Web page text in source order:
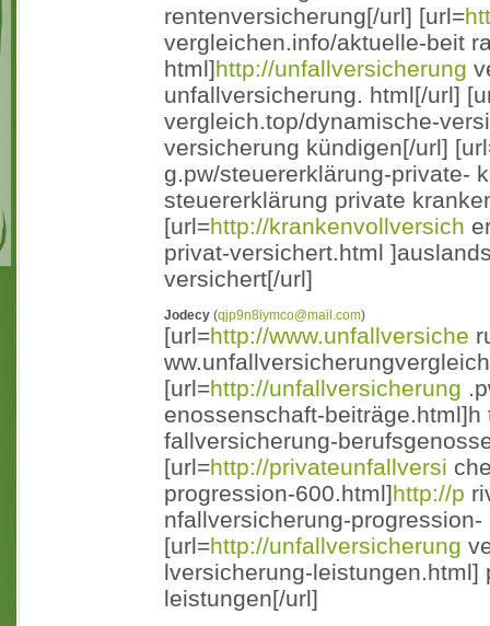
rentenversicherung[/url] [url=
vergleichen.info/aktuelle-beit
html]http://unfallversicherung
unfallversicherung. html[/url]
vergleich.top/dynamische-
versicherung kündigen[/url]
g.pw/steuererklärung-private-
steuererklärung private
[url=http://krankenvollversich
privat-versichert.html
versichert[/url]
Jodecy (qjp9n8iymco@mail.com)
[url=http://www.unfallversiche
[url=http://unfallversicherung
enossenschaft-
fallversicherung-
[url=http://privateunfallversi
progression-600.html]http://p
nfallversicherung-
[url=http://unfallversicherung
lversicherung-
leistungen[/url]